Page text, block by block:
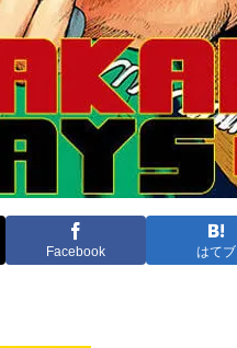
Facebook はてブ